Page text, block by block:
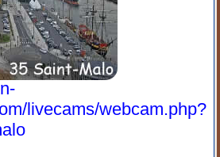
livecams/webcam.php?